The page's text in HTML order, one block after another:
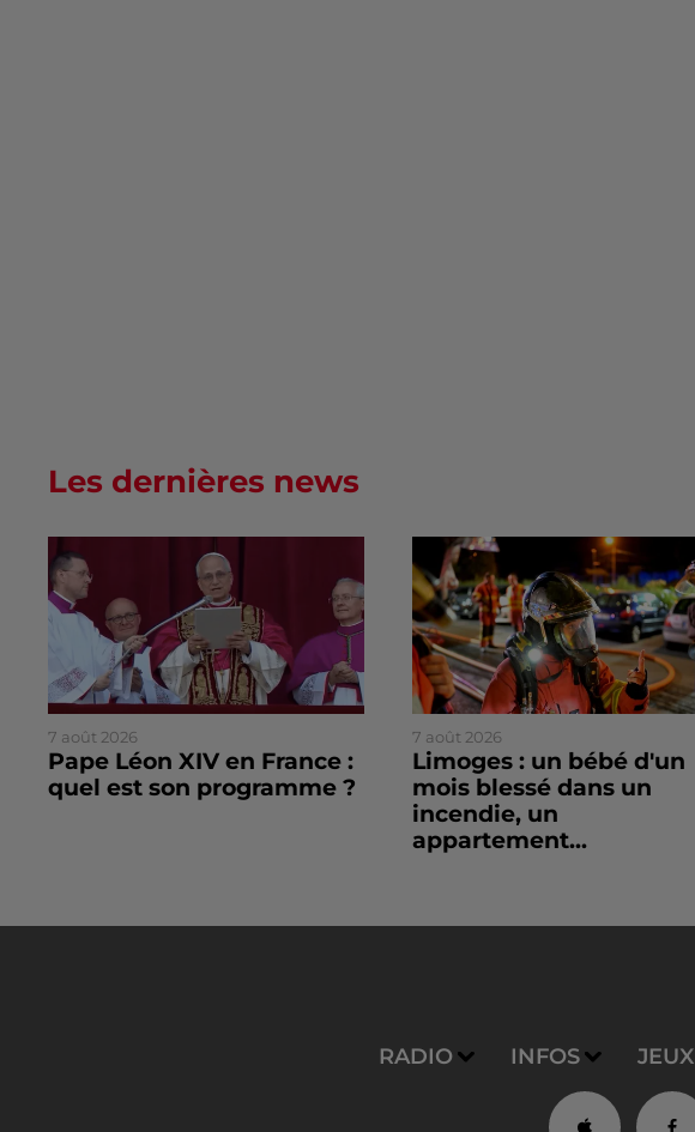
Les dernières news
7 août 2026
Pape Léon XIV en France :
quel est son programme ?
7 août 2026
Limoges : un bébé d'un
mois blessé dans un
incendie, un
appartement...
RADIO INFOS JEUX